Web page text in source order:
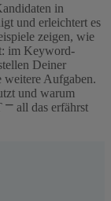
in
und erleichtert es
zeigen, wie
im Keyword-
Deiner
Aufgaben.
und warum
⎻ all das erfährst